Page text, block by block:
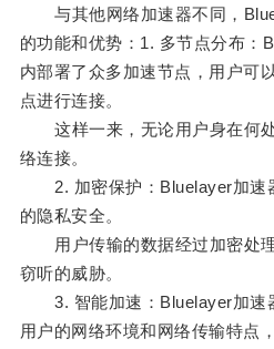
与其他网络加速器不同，
的功能和优势：1. 多节点分布：
内部署了众多加速节点，用户可
点进行连接。
这样一来，无论用户身在何处
络连接。
2. 加密保护：Bluelayer加速
的隐私安全。
用户传输的数据经过加密处理
窃听的威胁。
3. 智能加速：Bluelayer加速
用户的网络环境和网络传输特点